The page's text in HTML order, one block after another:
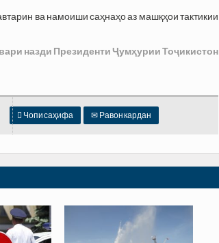
ва намоиши саҳнаҳо аз машқҳои тактикии
назди Президенти Ҷумҳурии Тоҷикистон
 Чопи саҳифа ✉ Равон кардан